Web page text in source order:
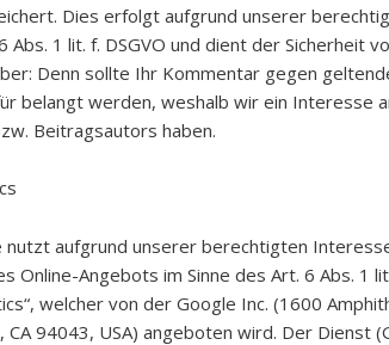
Dies erfolgt aufgrund unserer
Abs. 1 lit. f. DSGVO und dient der Sicherheit
Denn sollte Ihr Kommentar gegen
belangt werden, weshalb wir ein Interesse
Beitragsautors haben.
nutzt aufgrund unserer berechtigten
Online-Angebots im Sinne des Art. 6 Abs. 1
welcher von der Google Inc. (1600
CA 94043, USA) angeboten wird. Der Dienst